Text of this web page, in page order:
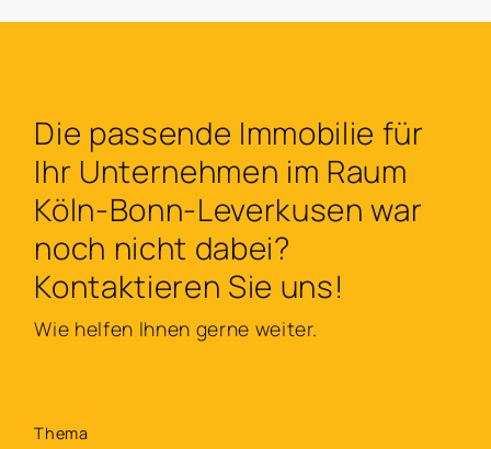
Die passende Immobilie für
Ihr Unternehmen im Raum
Köln-Bonn-Leverkusen war
noch nicht dabei?
Kontaktieren Sie uns!
Wie helfen Ihnen gerne weiter.
Thema